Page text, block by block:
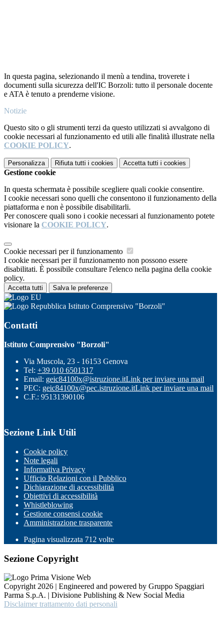
In questa pagina, selezionando il menù a tendina, troverete i
documenti sulla sicurezza dell'IC Borzoli: tutto il personale docente
e ATA è tenuto a prenderne visione.
Notizie
Questo sito o gli strumenti terzi da questo utilizzati si avvalgono di
cookie necessari al funzionamento ed utili alle finalità illustrate nella
COOKIE POLICY.
Personalizza Rifiuta tutti i cookies Accetta tutti i cookies
Gestione cookie
In questa schermata è possibile scegliere quali cookie consentire.
I cookie necessari sono quelli che consentono il funzionamento della
piattaforma e non è possibile disabilitarli.
Per conoscere quali sono i cookie necessari al funzionamento potete
visionare la COOKIE POLICY.
Cookie necessari per il funzionamento
I cookie necessari per il funzionamento non possono essere
disabilitati. È possibile consultare l'elenco nella pagina della cookie
policy.
Accetta tutti Salva le preferenze
Istituto Comprensivo "Borzoli"
Contatti
Istituto Comprensivo "Borzoli"
Via Muscola, 23 - 16153 Genova
Tel: +39 010 6501317
Email: geic84100x@istruzione.itLink per inviare una mail
PEC: geic84100x@pec.istruzione.itLink per inviare una mail
C.F.: 95131390106
Sezione Link Utili
Cookie policy
Note legali
Informativa Privacy
Ufficio Relazioni con il Pubblico
Dichiarazione di accessibilità
Obiettivi di accessibilità
Whistleblowing
Gestione consensi cookie
Amministrazione trasparente
Pagina visualizzata 712 volte
Sezione Copyright
Copyright 2026 | Engineered and powered by Gruppo Spaggiari
Parma S.p.A. | Divisione Publishing & New Social Media
Disclaimer trattamento dati personali